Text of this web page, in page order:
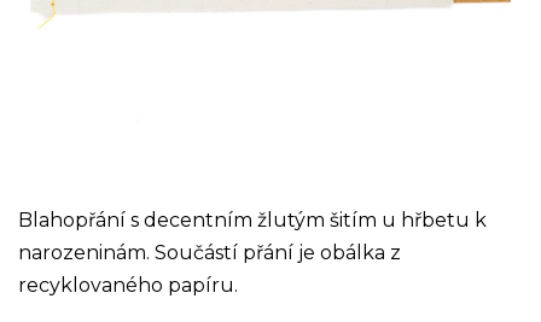
Blahopřání s decentním žlutým šitím u hřbetu k
narozeninám. Součástí přání je obálka z
recyklovaného papíru.